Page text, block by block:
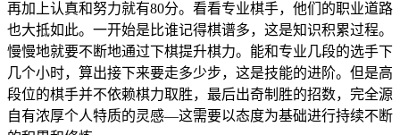
再加上认真和努力就有80分。看看专业棋手，他们的职业道路
也大抵如此。一开始是比谁记得棋谱多，这是知识积累过程。
慢慢地就要不断地通过下棋提升棋力。能和专业几段的选手下
几个小时，算出接下来要走多少步，这是技能的进阶。但是高
段位的棋手并不依赖棋力取胜，最后出奇制胜的招数，完全源
自有浓厚个人特质的灵感—这需要以态度为基础进行持续不断